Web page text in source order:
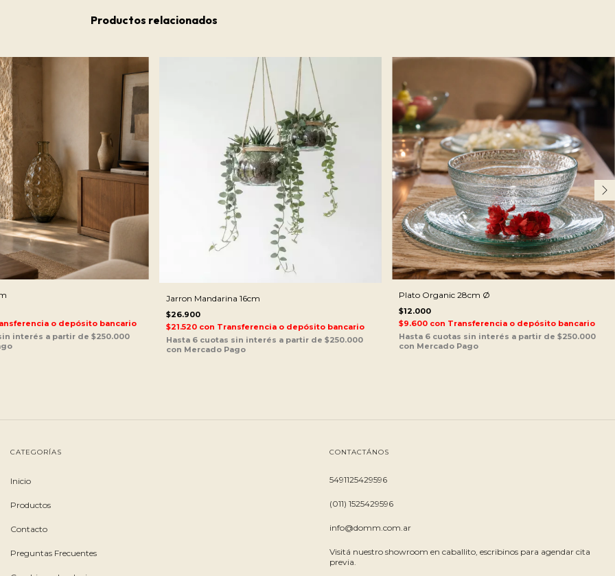
Productos relacionados
o depósito bancario
Jarron Mandarina 16cm
$26.900
$21.520 con Transferencia o depósito bancario
Plato Organic 28cm Ø
$12.000
$9.600 con Transferencia o depósito bancario
CATEGORÍAS
Inicio
Productos
Contacto
Preguntas Frecuentes
CONTACTÁNOS
5491125429596
(011) 1525429596
info@domm.com.ar
Visitá nuestro showroom en caballito, escribinos para agendar cita
previa.